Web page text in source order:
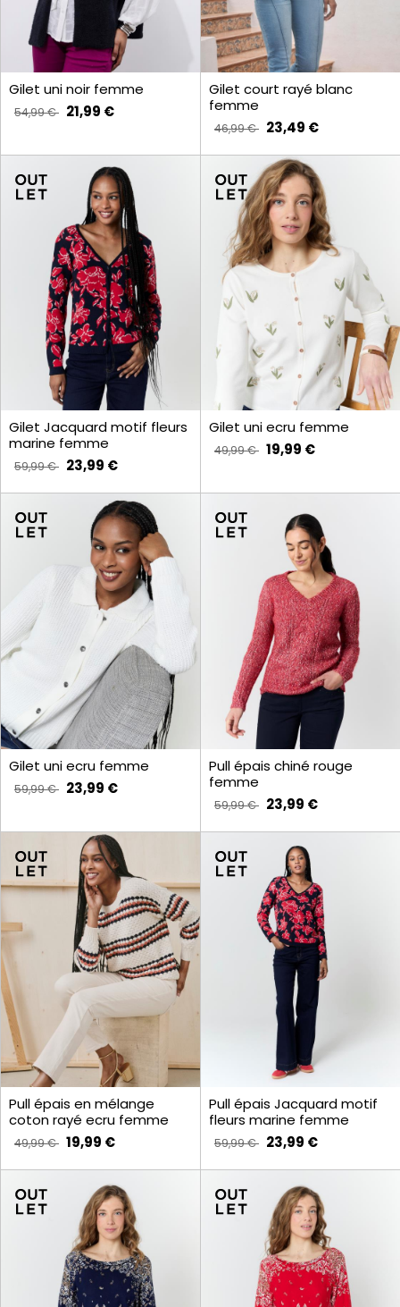
Gilet uni noir femme
54,99 € 21,99 €
Gilet court rayé blanc
femme
46,99 € 23,49 €
Gilet Jacquard motif fleurs
marine femme
59,99 € 23,99 €
Gilet uni ecru femme
49,99 € 19,99 €
Gilet uni ecru femme
59,99 € 23,99 €
Pull épais chiné rouge
femme
59,99 € 23,99 €
Pull épais en mélange
coton rayé ecru femme
49,99 € 19,99 €
Pull épais Jacquard motif
fleurs marine femme
59,99 € 23,99 €